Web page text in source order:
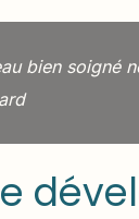
bien soigné